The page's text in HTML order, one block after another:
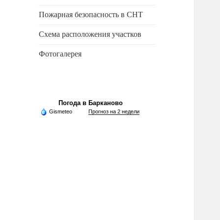
Пожарная безопасность в СНТ
Схема расположения участков
Фотогалерея
Погода в Барканово
Gismeteo Прогноз на 2 недели